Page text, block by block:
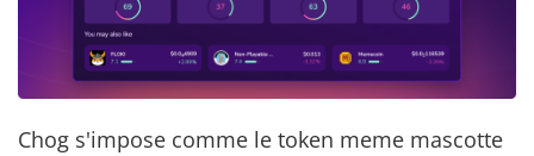
Chog s'impose comme le token meme mascotte